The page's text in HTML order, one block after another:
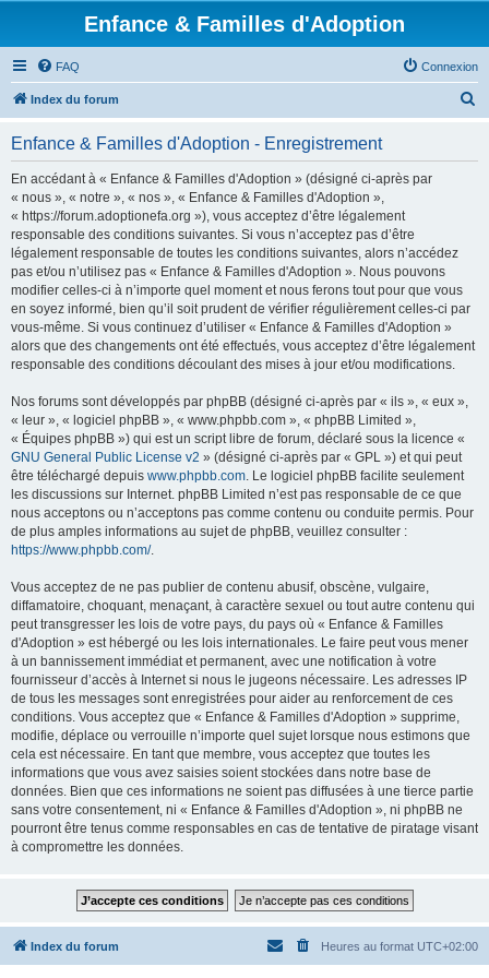
Enfance & Familles d'Adoption
FAQ Connexion
Index du forum
Enfance & Familles d'Adoption - Enregistrement
En accédant à « Enfance & Familles d'Adoption » (désigné ci-après par
« nous », « notre », « nos », « Enfance & Familles d'Adoption »,
« https://forum.adoptionefa.org »), vous acceptez d’être légalement
responsable des conditions suivantes. Si vous n’acceptez pas d’être
légalement responsable de toutes les conditions suivantes, alors n’accédez
pas et/ou n’utilisez pas « Enfance & Familles d'Adoption ». Nous pouvons
modifier celles-ci à n’importe quel moment et nous ferons tout pour que vous
en soyez informé, bien qu’il soit prudent de vérifier régulièrement celles-ci par
vous-même. Si vous continuez d’utiliser « Enfance & Familles d'Adoption »
alors que des changements ont été effectués, vous acceptez d’être légalement
responsable des conditions découlant des mises à jour et/ou modifications.
Nos forums sont développés par phpBB (désigné ci-après par « ils », « eux »,
« leur », « logiciel phpBB », « www.phpbb.com », « phpBB Limited »,
« Équipes phpBB ») qui est un script libre de forum, déclaré sous la licence «
GNU General Public License v2 » (désigné ci-après par « GPL ») et qui peut
être téléchargé depuis www.phpbb.com. Le logiciel phpBB facilite seulement
les discussions sur Internet. phpBB Limited n’est pas responsable de ce que
nous acceptons ou n’acceptons pas comme contenu ou conduite permis. Pour
de plus amples informations au sujet de phpBB, veuillez consulter :
https://www.phpbb.com/.
Vous acceptez de ne pas publier de contenu abusif, obscène, vulgaire,
diffamatoire, choquant, menaçant, à caractère sexuel ou tout autre contenu qui
peut transgresser les lois de votre pays, du pays où « Enfance & Familles
d'Adoption » est hébergé ou les lois internationales. Le faire peut vous mener
à un bannissement immédiat et permanent, avec une notification à votre
fournisseur d’accès à Internet si nous le jugeons nécessaire. Les adresses IP
de tous les messages sont enregistrées pour aider au renforcement de ces
conditions. Vous acceptez que « Enfance & Familles d'Adoption » supprime,
modifie, déplace ou verrouille n’importe quel sujet lorsque nous estimons que
cela est nécessaire. En tant que membre, vous acceptez que toutes les
informations que vous avez saisies soient stockées dans notre base de
données. Bien que ces informations ne soient pas diffusées à une tierce partie
sans votre consentement, ni « Enfance & Familles d'Adoption », ni phpBB ne
pourront être tenus comme responsables en cas de tentative de piratage visant
à compromettre les données.
Index du forum Heures au format UTC+02:00